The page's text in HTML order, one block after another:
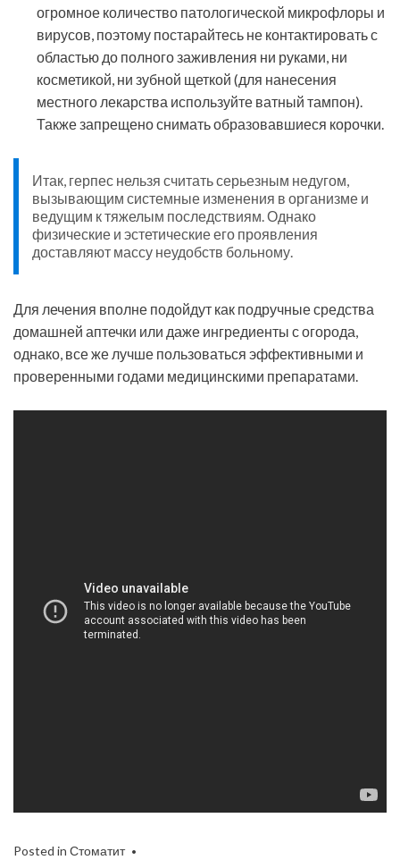
огромное количество патологической микрофлоры и
вирусов, поэтому постарайтесь не контактировать с
областью до полного заживления ни руками, ни
косметикой, ни зубной щеткой (для нанесения
местного лекарства используйте ватный тампон).
Также запрещено снимать образовавшиеся корочки.
Итак, герпес нельзя считать серьезным недугом,
вызывающим системные изменения в организме и
ведущим к тяжелым последствиям. Однако
физические и эстетические его проявления
доставляют массу неудобств больному.
Для лечения вполне подойдут как подручные средства
домашней аптечки или даже ингредиенты с огорода,
однако, все же лучше пользоваться эффективными и
проверенными годами медицинскими препаратами.
Posted in Стоматит